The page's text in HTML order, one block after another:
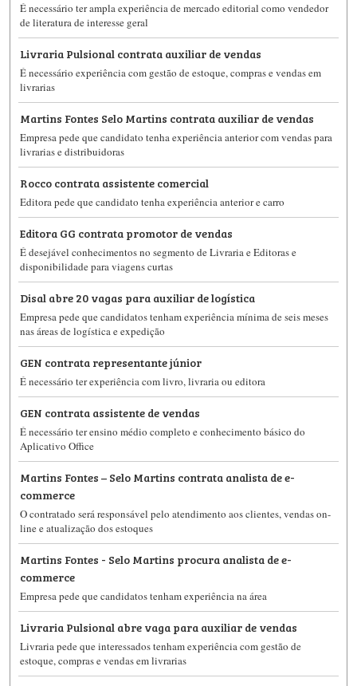
É necessário ter ampla experiência de mercado editorial como vendedor
de literatura de interesse geral
Livraria Pulsional contrata auxiliar de vendas
É necessário experiência com gestão de estoque, compras e vendas em
livrarias
Martins Fontes Selo Martins contrata auxiliar de vendas
Empresa pede que candidato tenha experiência anterior com vendas para
livrarias e distribuidoras
Rocco contrata assistente comercial
Editora pede que candidato tenha experiência anterior e carro
Editora GG contrata promotor de vendas
É desejável conhecimentos no segmento de Livraria e Editoras e
disponibilidade para viagens curtas
Disal abre 20 vagas para auxiliar de logística
Empresa pede que candidatos tenham experiência mínima de seis meses
nas áreas de logística e expedição
GEN contrata representante júnior
É necessário ter experiência com livro, livraria ou editora
GEN contrata assistente de vendas
É necessário ter ensino médio completo e conhecimento básico do
Aplicativo Office
Martins Fontes – Selo Martins contrata analista de e-
commerce
O contratado será responsável pelo atendimento aos clientes, vendas on-
line e atualização dos estoques
Martins Fontes - Selo Martins procura analista de e-
commerce
Empresa pede que candidatos tenham experiência na área
Livraria Pulsional abre vaga para auxiliar de vendas
Livraria pede que interessados tenham experiência com gestão de
estoque, compras e vendas em livrarias